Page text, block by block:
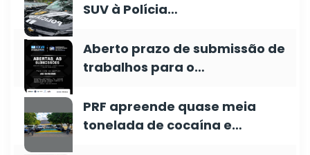
SUV à Polícia…
Aberto prazo de submissão de
trabalhos para o…
PRF apreende quase meia
tonelada de cocaína e…